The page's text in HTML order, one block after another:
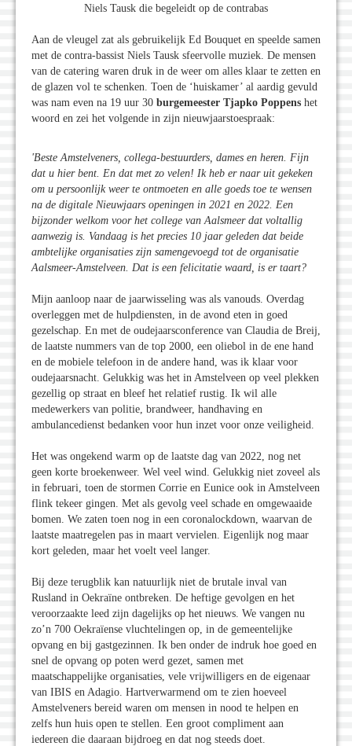
Niels Tausk die begeleidt op de contrabas
Aan de vleugel zat als gebruikelijk Ed Bouquet en speelde samen
met de contra-bassist Niels Tausk sfeervolle muziek. De mensen
van de catering waren druk in de weer om alles klaar te zetten en
de glazen vol te schenken. Toen de ‘huiskamer’ al aardig gevuld
was nam even na 19 uur 30 burgemeester Tjapko Poppens het
woord en zei het volgende in zijn nieuwjaarstoespraak:
'Beste Amstelveners, collega-bestuurders, dames en heren. Fijn
dat u hier bent. En dat met zo velen! Ik heb er naar uit gekeken
om u persoonlijk weer te ontmoeten en alle goeds toe te wensen
na de digitale Nieuwjaars openingen in 2021 en 2022. Een
bijzonder welkom voor het college van Aalsmeer dat voltallig
aanwezig is. Vandaag is het precies 10 jaar geleden dat beide
ambtelijke organisaties zijn samengevoegd tot de organisatie
Aalsmeer-Amstelveen. Dat is een felicitatie waard, is er taart?
Mijn aanloop naar de jaarwisseling was als vanouds. Overdag
overleggen met de hulpdiensten, in de avond eten in goed
gezelschap. En met de oudejaarsconference van Claudia de Breij,
de laatste nummers van de top 2000, een oliebol in de ene hand
en de mobiele telefoon in de andere hand, was ik klaar voor
oudejaarsnacht. Gelukkig was het in Amstelveen op veel plekken
gezellig op straat en bleef het relatief rustig. Ik wil alle
medewerkers van politie, brandweer, handhaving en
ambulancedienst bedanken voor hun inzet voor onze veiligheid.
Het was ongekend warm op de laatste dag van 2022, nog net
geen korte broekenweer. Wel veel wind. Gelukkig niet zoveel als
in februari, toen de stormen Corrie en Eunice ook in Amstelveen
flink tekeer gingen. Met als gevolg veel schade en omgewaaide
bomen. We zaten toen nog in een coronalockdown, waarvan de
laatste maatregelen pas in maart vervielen. Eigenlijk nog maar
kort geleden, maar het voelt veel langer.
Bij deze terugblik kan natuurlijk niet de brutale inval van
Rusland in Oekraïne ontbreken. De heftige gevolgen en het
veroorzaakte leed zijn dagelijks op het nieuws. We vangen nu
zo’n 700 Oekraïense vluchtelingen op, in de gemeentelijke
opvang en bij gastgezinnen. Ik ben onder de indruk hoe goed en
snel de opvang op poten werd gezet, samen met
maatschappelijke organisaties, vele vrijwilligers en de eigenaar
van IBIS en Adagio. Hartverwarmend om te zien hoeveel
Amstelveners bereid waren om mensen in nood te helpen en
zelfs hun huis open te stellen. Een groot compliment aan
iedereen die daaraan bijdroeg en dat nog steeds doet.